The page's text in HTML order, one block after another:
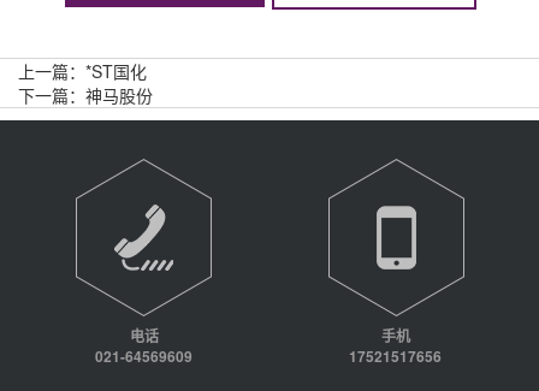
上一篇： *ST国化
下一篇： 神马股份
电话
021-64569609
手机
17521517656